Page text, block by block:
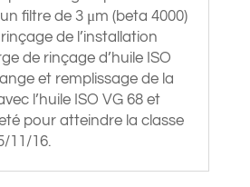
filtre de 3 μm (beta 4000)
de l’installation
de rinçage d’huile ISO
et remplissage de la
l’huile ISO VG 68 et
pour atteindre la classe
11/16.